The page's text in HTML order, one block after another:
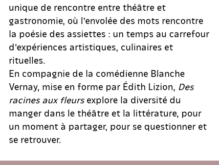
unique de rencontre entre théâtre et
gastronomie, où l’envolée des mots rencontre
la poésie des assiettes : un temps au carrefour
d’expériences artistiques, culinaires et
rituelles.
En compagnie de la comédienne Blanche
Vernay, mise en forme par Édith Lizion, Des
racines aux fleursexplore la diversité du
manger dans le théâtre et la littérature, pour
un moment à partager, pour se questionner et
se retrouver.